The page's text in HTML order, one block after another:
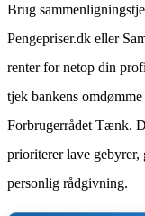
Brug
Pengepriser.dk eller
renter for netop din
tjek bankens
Forbrugerrådet Tænk.
prioriterer lave
personlig rådgivning.